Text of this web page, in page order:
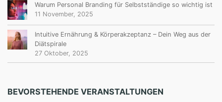
Warum Personal Branding für Selbstständige so wichtig ist
11 November, 2025
Intuitive Ernährung & Körperakzeptanz – Dein Weg aus der
Diätspirale
27 Oktober, 2025
BEVORSTEHENDE VERANSTALTUNGEN